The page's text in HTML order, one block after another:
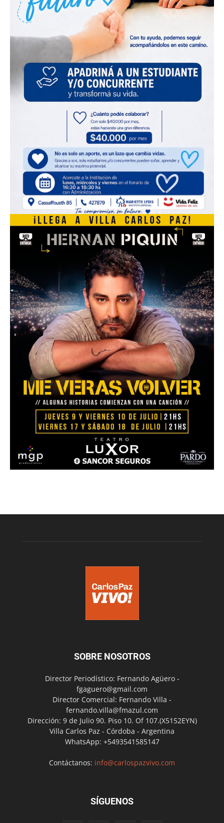
SOBRE NOSOTROS
Director Periodístico: Fernando Agüero -
fgaguero@gmail.com
Director Comercial: Fernando Villa -
fernando.villa@fmazul.com
Dirección: 9 de Julio 90. Piso 10. Of 107.(X5152EYN)
Villa Carlos Paz - Córdoba - Argentina
WhatsApp: +5493541585147
Contáctanos: info@carlospazvivo.com
SÍGUENOS